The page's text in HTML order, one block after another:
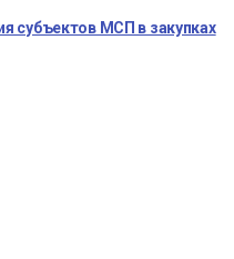
субъектов МСП в закупках